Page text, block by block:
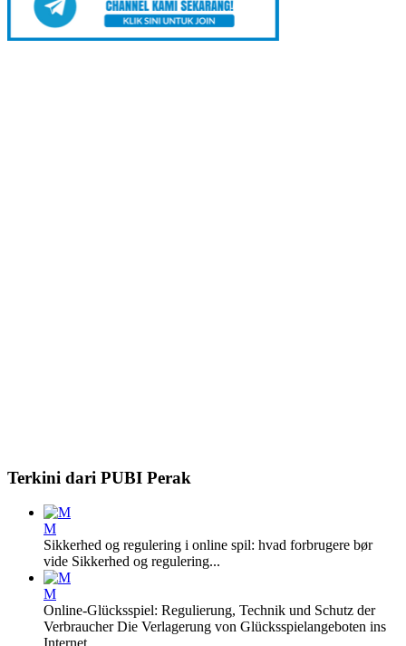
Terkini dari PUBI Perak
M
Sikkerhed og regulering i online spil: hvad forbrugere bør
vide Sikkerhed og regulering...
M
Online-Glücksspiel: Regulierung, Technik und Schutz der
Verbraucher Die Verlagerung von Glücksspielangeboten ins